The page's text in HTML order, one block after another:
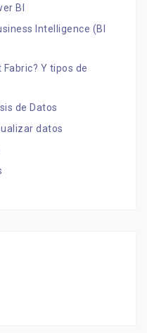
BI
Intelligence (BI
Y tipos de
de Datos
datos